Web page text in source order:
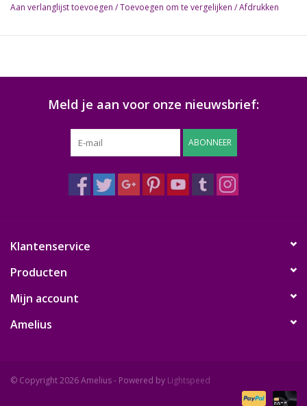
Aan verlanglijst toevoegen /Toevoegen om te vergelijken /Afdrukken
Meld je aan voor onze nieuwsbrief:
ABONNEER
Klantenservice
Producten
Mijn account
Amelius
© Copyright 2026 Amelius - Powered by Lightspeed